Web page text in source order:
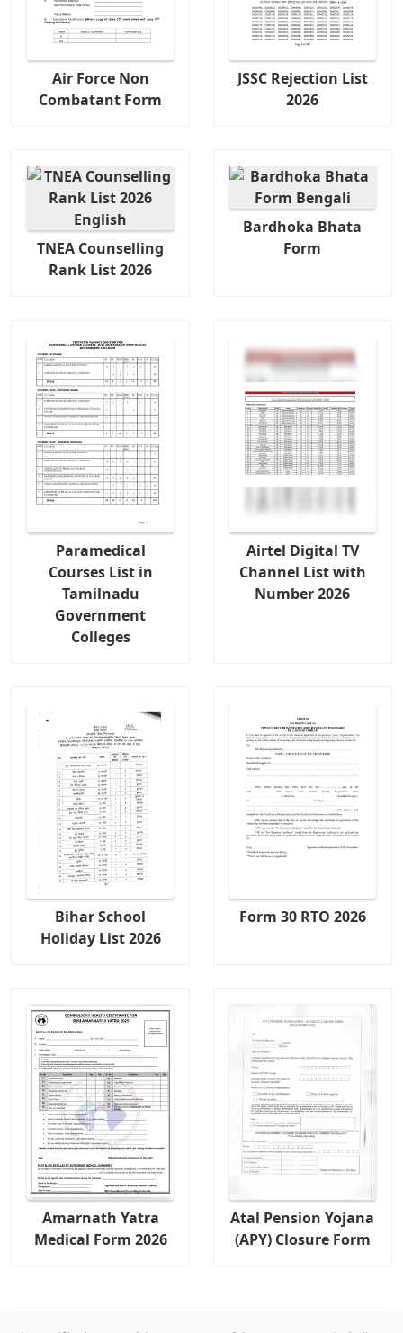
Air Force Non
Combatant Form
JSSC Rejection List
2026
TNEA Counselling
Rank List 2026
Bardhoka Bhata
Form
Paramedical
Courses List in
Tamilnadu
Government
Colleges
Airtel Digital TV
Channel List with
Number 2026
Bihar School
Holiday List 2026
Form 30 RTO 2026
Amarnath Yatra
Medical Form 2026
Atal Pension Yojana
(APY) Closure Form